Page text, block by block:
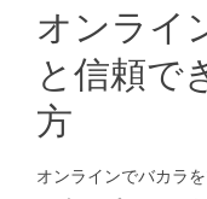
オンライ
と信頼で
方
オンラインでバカラ